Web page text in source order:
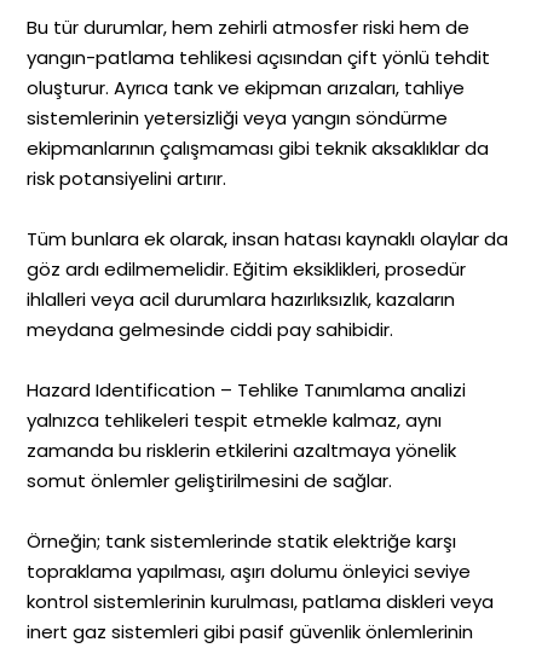
Bu tür durumlar, hem zehirli atmosfer riski hem de
yangın-patlama tehlikesi açısından çift yönlü tehdit
oluşturur. Ayrıca tank ve ekipman arızaları, tahliye
sistemlerinin yetersizliği veya yangın söndürme
ekipmanlarının çalışmaması gibi teknik aksaklıklar da
risk potansiyelini artırır.
Tüm bunlara ek olarak, insan hatası kaynaklı olaylar da
göz ardı edilmemelidir. Eğitim eksiklikleri, prosedür
ihlalleri veya acil durumlara hazırlıksızlık, kazaların
meydana gelmesinde ciddi pay sahibidir.
Hazard Identification – Tehlike Tanımlama analizi
yalnızca tehlikeleri tespit etmekle kalmaz, aynı
zamanda bu risklerin etkilerini azaltmaya yönelik
somut önlemler geliştirilmesini de sağlar.
Örneğin; tank sistemlerinde statik elektriğe karşı
topraklama yapılması, aşırı dolumu önleyici seviye
kontrol sistemlerinin kurulması, patlama diskleri veya
inert gaz sistemleri gibi pasif güvenlik önlemlerinin